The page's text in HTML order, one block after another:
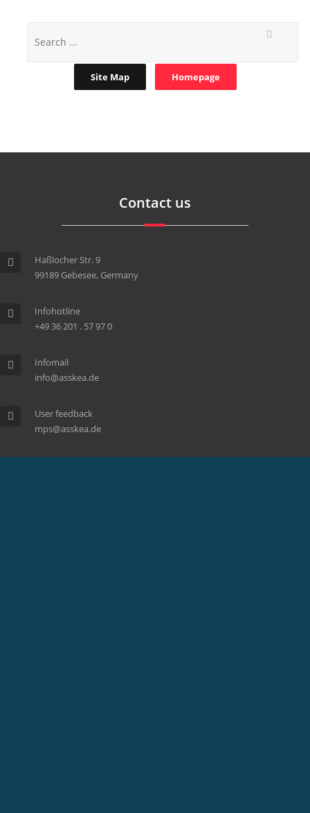
Site Map Homepage
Contact us
Haßlocher Str. 9
99189 Gebesee, Germany
Infohotline
+49 36 201 . 57 97 0
Infomail
info@asskea.de
User feedback
mps@asskea.de